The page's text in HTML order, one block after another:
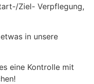
Ziel- Verpflegung,
in unsere
eine Kontrolle mit